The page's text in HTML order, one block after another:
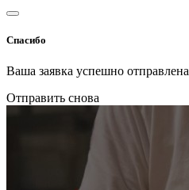
Спасибо
Ваша заявка успешно отправлена
Отправить снова